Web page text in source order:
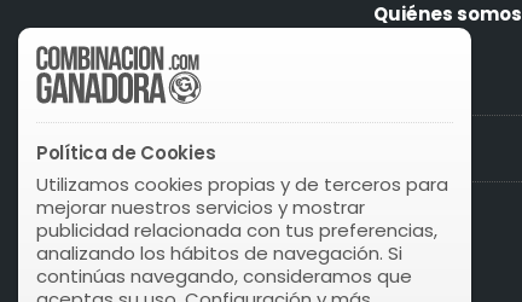
Quiénes somos
Política de Cookies
Utilizamos cookies propias y de terceros para
mejorar nuestros servicios y mostrar
publicidad relacionada con tus preferencias,
analizando los hábitos de navegación. Si
continúas navegando, consideramos que